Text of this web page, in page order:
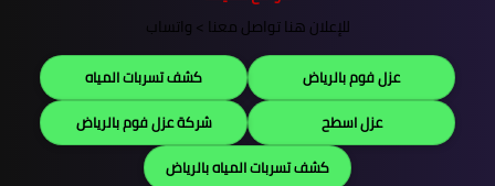
للإعلان هنا تواصل معنا >واتساب
عزل فوم بالرياض
كشف تسربات المياه
عزل اسطح
شركة عزل فوم بالرياض
كشف تسربات المياه بالرياض